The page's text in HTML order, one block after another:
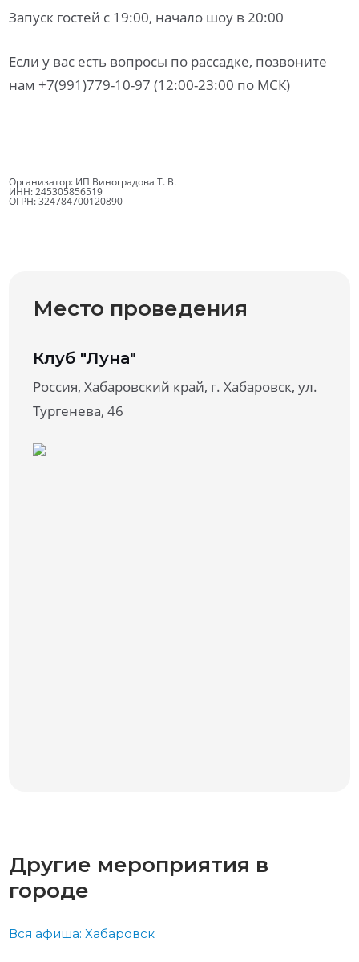
Запуск гостей с 19:00, начало шоу в 20:00
Если у вас есть вопросы по рассадке, позвоните
нам +7(991)779-10-97 (12:00-23:00 по МСК)
Организатор: ИП Виноградова Т. В.
ИНН: 245305856519
ОГРН: 324784700120890
Место проведения
Клуб "Луна"
Россия, Хабаровский край, г. Хабаровск, ул.
Тургенева, 46
Другие мероприятия в
городе
Вся афиша: Хабаровск